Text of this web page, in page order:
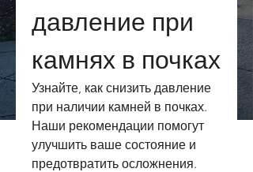
давление при
камнях в почках
Узнайте, как снизить давление
при наличии камней в почках.
Наши рекомендации помогут
улучшить ваше состояние и
предотвратить осложнения.